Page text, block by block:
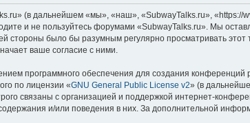
(в дальнейшем «мы», «наш», «SubwayTalks.ru», «https://
и не пользуйтесь форумами «SubwayTalks.ru». Мы
стороны было бы разумным регулярно просматривать
ваше согласие с ними.
программного обеспечения для создания
по лицензии «GNU General Public License v2» (в
связаны с организацией и поддержкой интернет-
и/или поведения в них. За дополнительной